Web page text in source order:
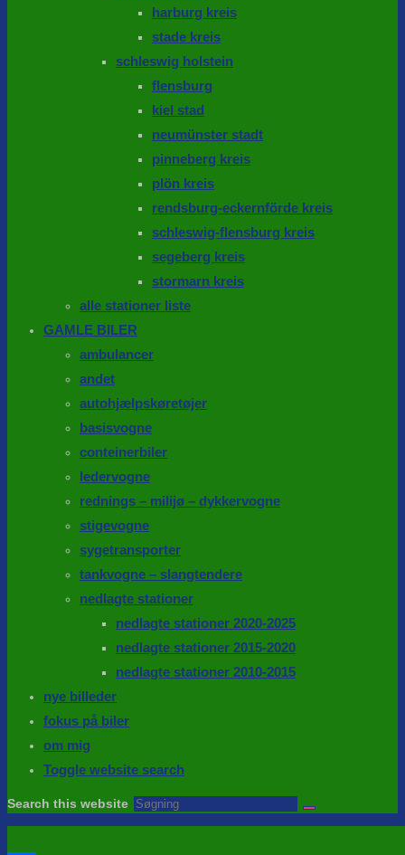
harburg kreis
stade kreis
schleswig holstein
flensburg
kiel stad
neumünster stadt
pinneberg kreis
plön kreis
rendsburg-eckernförde kreis
schleswig-flensburg kreis
segeberg kreis
stormarn kreis
alle stationer liste
GAMLE BILER
ambulancer
andet
autohjælpskøretøjer
basisvogne
conteinerbiler
ledervogne
rednings – milijø – dykkervogne
stigevogne
sygetransporter
tankvogne – slangtendere
nedlagte stationer
nedlagte stationer 2020-2025
nedlagte stationer 2015-2020
nedlagte stationer 2010-2015
nye billeder
fokus på biler
om mig
Toggle website search
Search this website